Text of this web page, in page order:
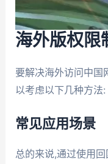
海外版权限
要解决海外访问中国
以考虑以下几种方法:
常见应用场景
总的来说,通过使用